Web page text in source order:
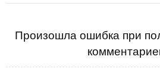
Произошла ошибка при